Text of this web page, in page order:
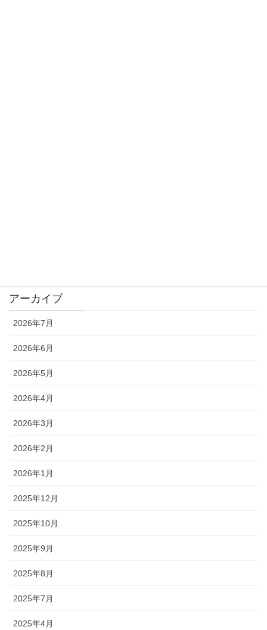
アーカイブ
2026年7月
2026年6月
2026年5月
2026年4月
2026年3月
2026年2月
2026年1月
2025年12月
2025年10月
2025年9月
2025年8月
2025年7月
2025年4月